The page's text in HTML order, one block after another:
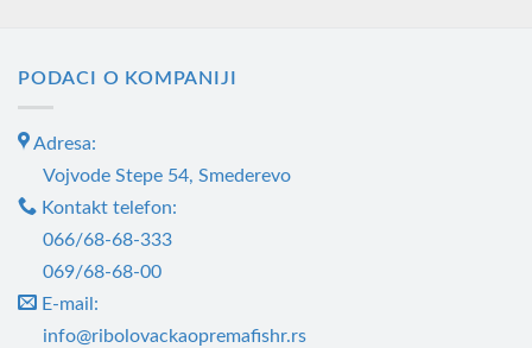
PODACI O KOMPANIJI
Adresa:
Vojvode Stepe 54, Smederevo
Kontakt telefon:
066/68-68-333
069/68-68-00
E-mail:
info@ribolovackaopremafishr.rs